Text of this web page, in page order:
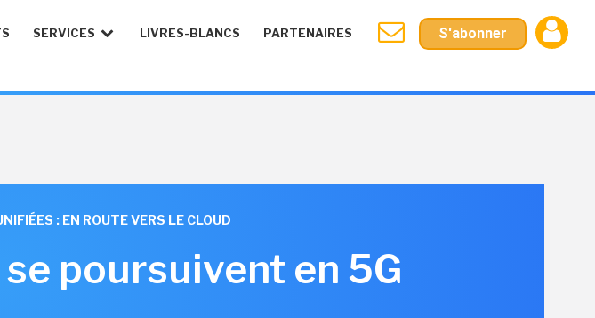
SERVICES LIVRES-BLANCS PARTENAIRES S'abonner
: EN ROUTE VERS LE CLOUD
poursuivent en 5G